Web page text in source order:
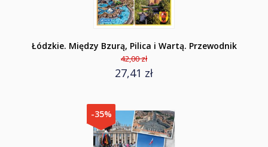
Łódzkie. Między Bzurą, Pilica i Wartą. Przewodnik
42,00 zł
27,41 zł
-35%